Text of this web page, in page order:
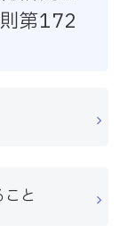
第172
と